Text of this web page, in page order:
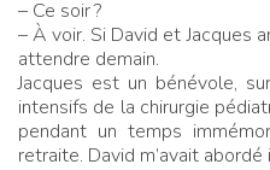
– Ce soir?
– À voir. Si David et Jacques
attendre demain.
Jacques est un bénévole,
intensifs de la chirurgie
pendant un temps
retraite. David m’avait